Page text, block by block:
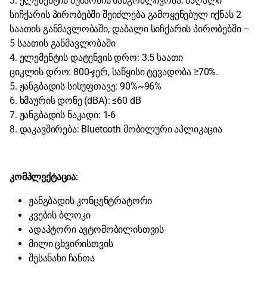
სიჩქარის პირობებში შეიძლება გამოყენებულ იქნას 2
საათის განმავლობაში, დაბალი სიჩქარის პირობებში –
5 საათის განმავლობაში
4. ელემენტის დატენვის დრო: 3.5 საათი
ციკლის დრო: 800-ჯერ, საწყისი ტევადობა ≥70%.
5. ჟანგბადის სისუფთავე: 90%~96%
6. ხმაურის დონე (dBA): ≤60 dB
7. ჟანგბადის ნაკადი: 1-6
8. დაკავშირება: Bluetooth მობილური აპლიკაცია
კომპლექტაცია:
ჟანგბადის კონცენტრატორი
კვების ბლოკი
ადაპტორი ავტომობილისთვის
მილი ცხვირისთვის
შესანახი ჩანთა